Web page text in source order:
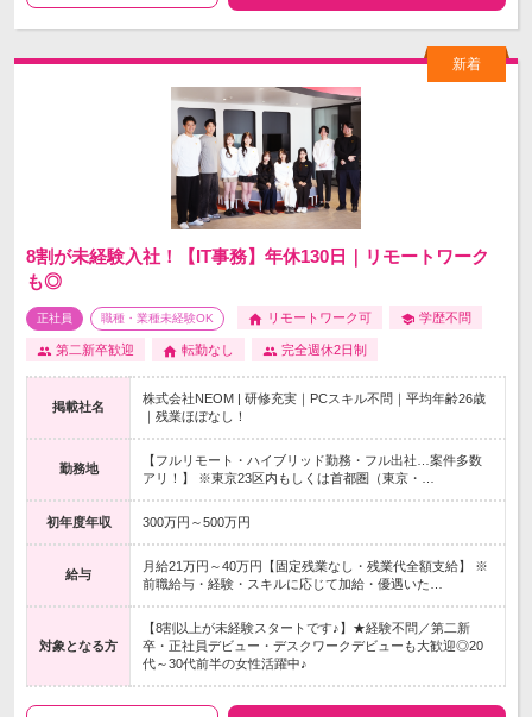
8割が未経験入社！【IT事務】年休130日｜リモートワーク
も◎
正社員 職種・業種未経験OK リモートワーク可 学歴不問
第二新卒歓迎 転勤なし 完全週休2日制
掲載社名
株式会社NEOM | 研修充実｜PCスキル不問｜平均年齢26歳
｜残業ほぼなし！
勤務地
【フルリモート・ハイブリッド勤務・フル出社…案件多数
アリ！】 ※東京23区内もしくは首都圏（東京・…
初年度年収 300万円～500万円
給与
月給21万円～40万円【固定残業なし・残業代全額支給】 ※
前職給与・経験・スキルに応じて加給・優遇いた…
対象となる方
【8割以上が未経験スタートです♪】★経験不問／第二新
卒・正社員デビュー・デスクワークデビューも大歓迎◎20
代～30代前半の女性活躍中♪